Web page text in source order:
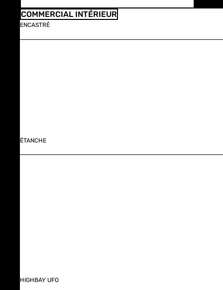
COMMERCIAL INTÉRIEUR
ENCASTRÉ
ÉTANCHE
HIGHBAY UFO